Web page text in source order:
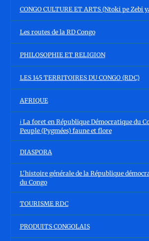
CONGO CULTURE ET ARTS (Ntoki pe Zebi
Les routes de la RD Congo
PHILOSOPHIE ET RELIGION
LES 145 TERRITOIRES DU CONGO (RDC)
AFRIQUE
ℹ️ La foret en République Démocratique du
Peuple (Pygmées) faune et flore
DIASPORA
L'histoire générale de la République
du Congo
TOURISME RDC
PRODUITS CONGOLAIS